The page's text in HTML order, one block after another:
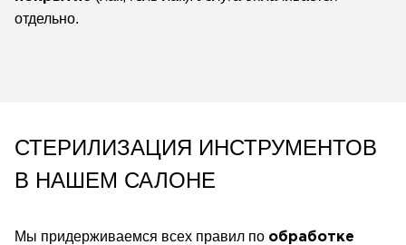
отдельно.
СТЕРИЛИЗАЦИЯ ИНСТРУМЕНТОВ
В НАШЕМ САЛОНЕ
Мы придерживаемся всех правил по обработке